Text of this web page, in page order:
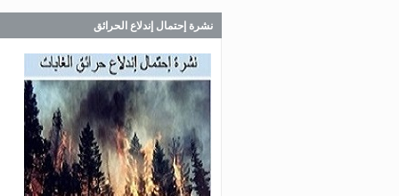
اللبناني البيان الآتي:
Jul 28, 2026
صدر عن دائرة الإعلام والعلاقات
في المديرية العامة للدفاع المدني
اللبناني البيان الآتي:
نشرة إحتمال إندلاع الحرائق